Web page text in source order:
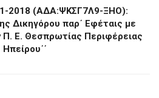
2018 (ΑΔΑ:ΨΚΣΓ7Λ9-ΞΗΟ):
Δικηγόρου παρ΄ Εφέταις με
Π. Ε. Θεσπρωτίας Περιφέρειας
Ηπείρου΄΄